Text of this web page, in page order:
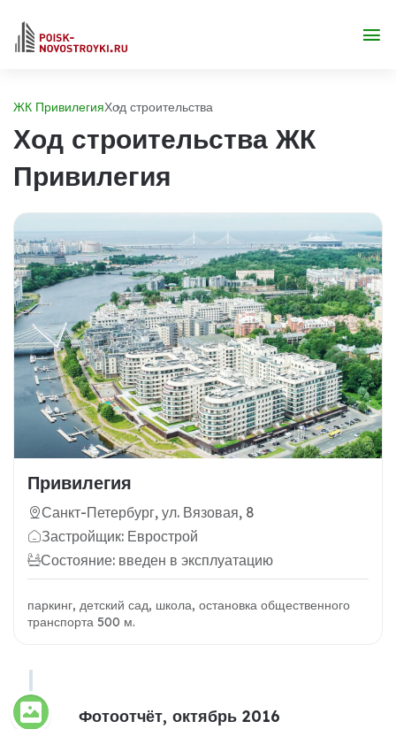
ЖК ПривилегияХод строительства
Ход строительства ЖК
Привилегия
Привилегия
Санкт-Петербург, ул. Вязовая, 8
Застройщик: Еврострой
Состояние: введен в эксплуатацию
паркинг, детский сад, школа, остановка общественного
транспорта 500 м.
Фотоотчёт, октябрь 2016